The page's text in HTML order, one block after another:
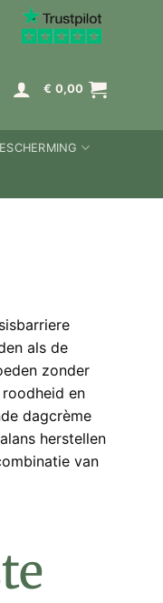
€ 0,00
als de
zonder
en
dagcrème
herstellen
van